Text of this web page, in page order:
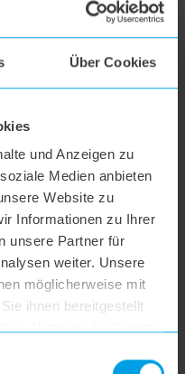
Über Cookies
und Anzeigen zu
Medien anbieten
Website zu
Informationen zu Ihrer
unsere Partner für
weiter. Unsere
möglicherweise mit
ihnen bereitgestellt